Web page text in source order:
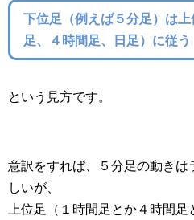
下位足（例えば５分足）は
足、４時間足、日足）に従う
という見方です。
意訳をすれば、５分足の動き
しいが、
上位足（１時間足とか４時間